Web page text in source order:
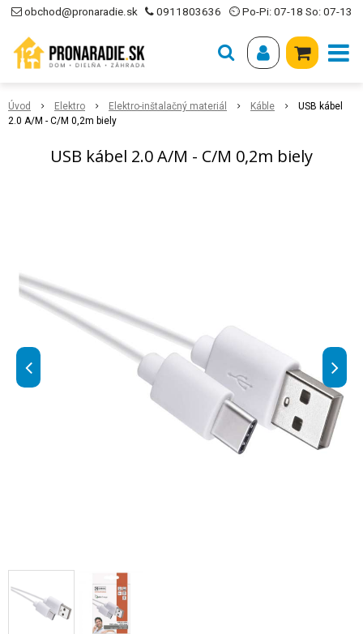
obchod@pronaradie.sk 0911803636 ⏲ Po-Pi: 07-18 So: 07-13
Úvod Elektro Elektro-inštalačný materiál Káble
USB kábel
2.0 A/M - C/M 0,2m biely
USB kábel 2.0 A/M - C/M 0,2m biely